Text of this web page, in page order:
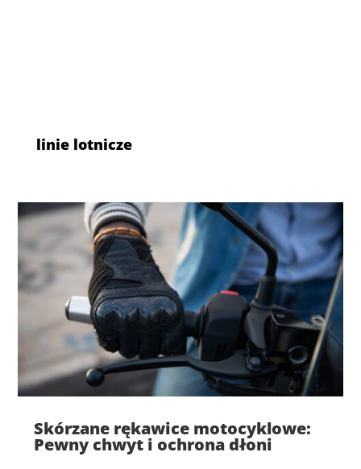
linie lotnicze
Skórzane rękawice motocyklowe:
Pewny chwyt i ochrona dłoni